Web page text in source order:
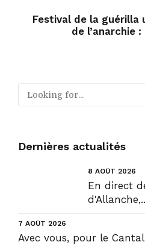
Festival de la guérilla
de l’anarchie
Dernières actualités
8 AOÛT 2026
En direct
7 AOÛT 2026
Avec vous, pour le Cantal